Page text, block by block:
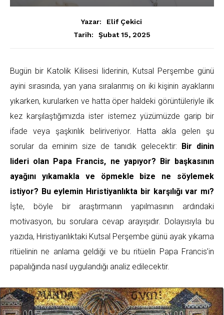
Yazar:
Elif Çekici
Tarih:
Şubat 15, 2025
Bugün bir Katolik Kilisesi liderinin, Kutsal Perşembe günü
ayini sırasında, yan yana sıralanmış on iki kişinin ayaklarını
yıkarken, kurularken ve hatta öper haldeki görüntüleriyle ilk
kez karşılaştığımızda ister istemez yüzümüzde garip bir
ifade veya şaşkınlık beliriveriyor. Hatta akla gelen şu
sorular da eminim size de tanıdık gelecektir: Bir dinin
lideri olan Papa Francis, ne yapıyor? Bir başkasının
ayağını yıkamakla ve öpmekle bize ne söylemek
istiyor? Bu eylemin Hıristiyanlıkta bir karşılığı var mı?
İşte, böyle bir araştırmanın yapılmasının ardındaki
motivasyon, bu sorulara cevap arayışıdır. Dolayısıyla bu
yazıda, Hıristiyanlıktaki Kutsal Perşembe günü ayak yıkama
ritüelinin ne anlama geldiği ve bu ritüelin Papa Francis’in
papalığında nasıl uygulandığı analiz edilecektir.